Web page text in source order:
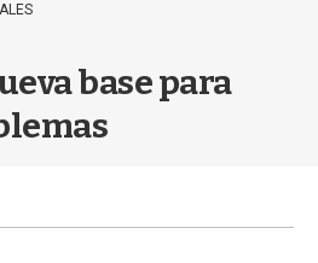
e
base para